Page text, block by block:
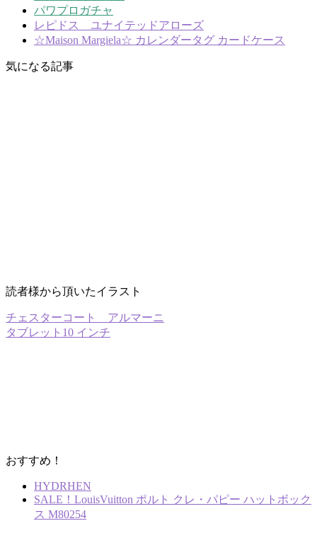
パワプロガチャ
レピドス ユナイテッドアローズ
☆Maison Margiela☆ カレンダータグ カードケース
気になる記事
読者様から頂いたイラスト
チェスターコート アルマーニ
タブレット10 インチ
おすすめ！
HYDRHEN
SALE！LouisVuitton ポルト クレ・パピー ハットボック
ス M80254